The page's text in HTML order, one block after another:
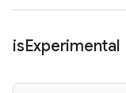
isExperimental